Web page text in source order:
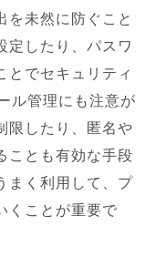
を未然に防ぐこと
定したり、パスワ
とでセキュリティ
ル管理にも注意が
限したり、匿名や
ことも有効な手段
まく利用して、プ
くことが重要で